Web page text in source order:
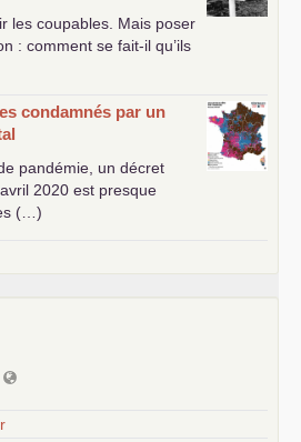
les coupables. Mais poser
: comment se fait-il qu’ils
condamnés par un
pandémie, un décret
2020 est presque
(…)